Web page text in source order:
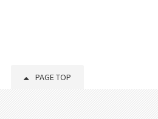
PAGE TOP